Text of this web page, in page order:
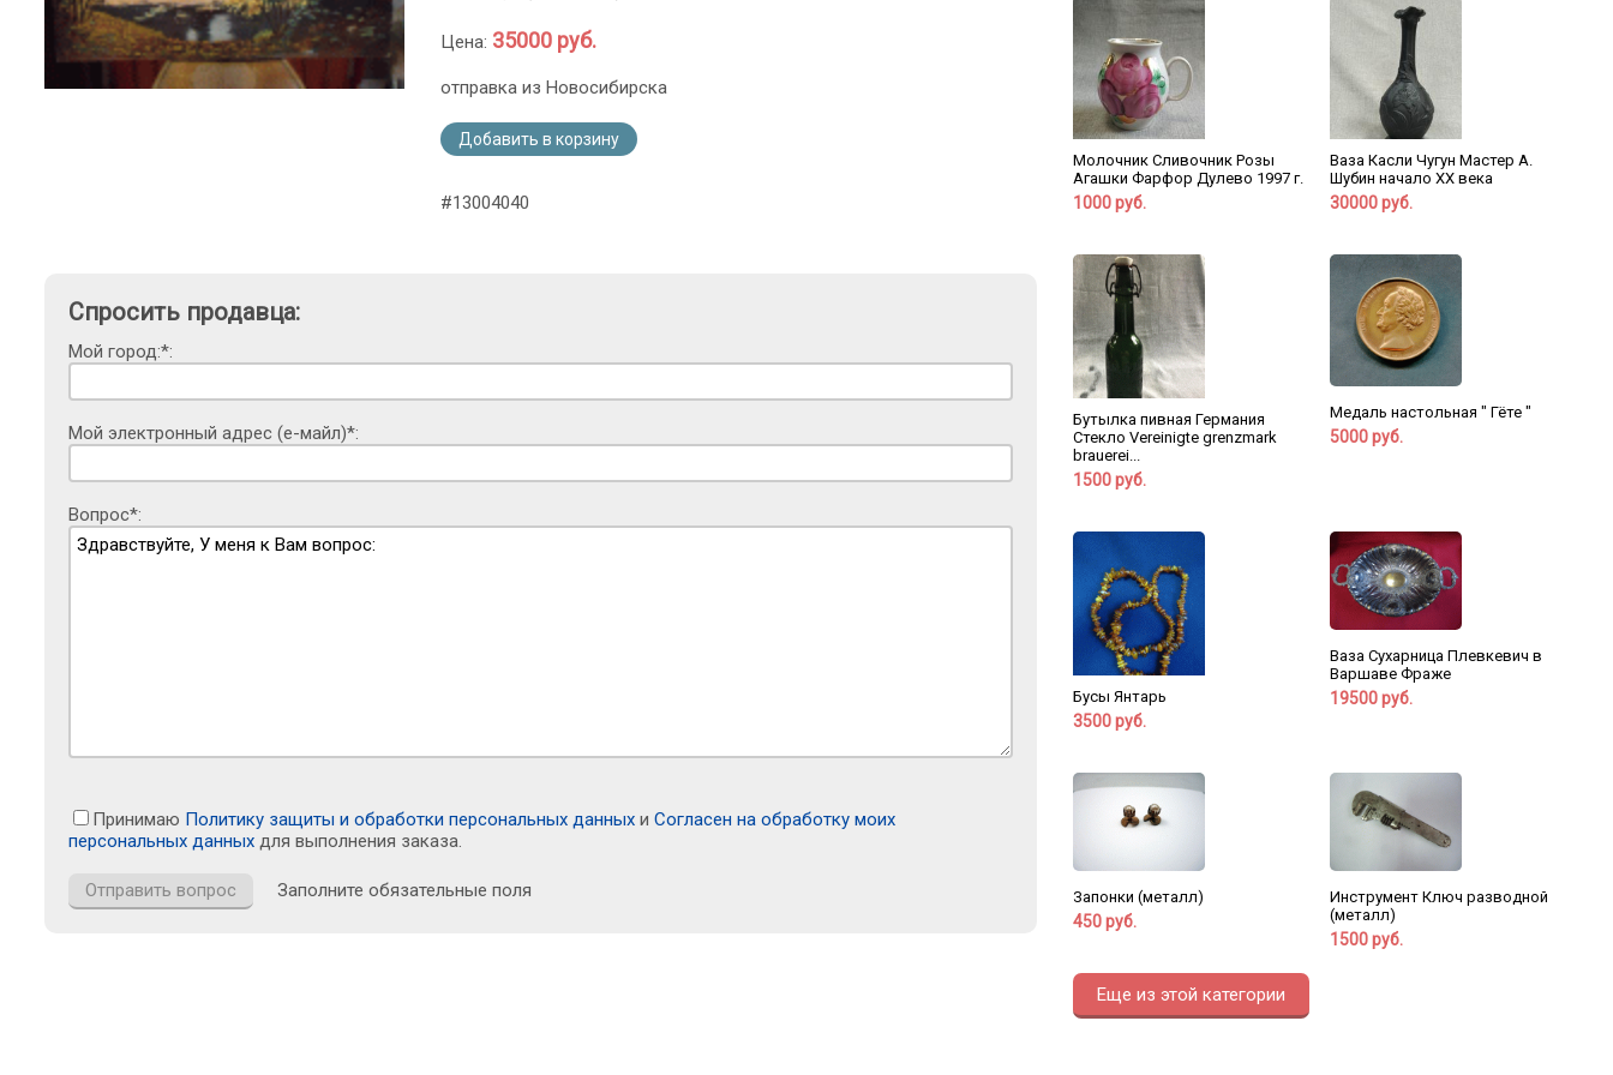
Цена: 35000 руб.
отправка из Новосибирска
Добавить в корзину
#13004040
Спросить продавца:
Мой город:*:
Мой электронный адрес (е-майл)*:
Вопрос*:
Принимаю Политику защиты и обработки персональных данных и Согласен на обработку моих
персональных данных для выполнения заказа.
Заполните обязательные поля
Молочник Сливочник Розы
Агашки Фарфор Дулево 1997 г.
1000 руб.
Ваза Касли Чугун Мастер А.
Шубин начало ХХ века
30000 руб.
Бутылка пивная Германия
Стекло Vereinigte grenzmark
brauerei...
1500 руб.
Медаль настольная " Гёте "
5000 руб.
Бусы Янтарь
3500 руб.
Ваза Сухарница Плевкевич в
Варшаве Фраже
19500 руб.
Запонки (металл)
450 руб.
Инструмент Ключ разводной
(металл)
1500 руб.
Еще из этой категории